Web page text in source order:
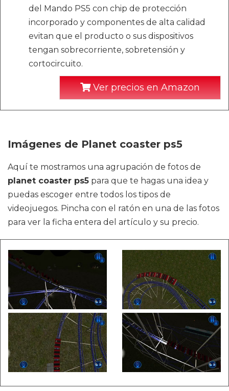
del Mando PS5 con chip de protección
incorporado y componentes de alta calidad
evitan que el producto o sus dispositivos
tengan sobrecorriente, sobretensión y
cortocircuito.
Ver precios en Amazon
Imágenes de Planet coaster ps5
Aquí te mostramos una agrupación de fotos de
planet coaster ps5 para que te hagas una idea y
puedas escoger entre todos los tipos de
videojuegos. Pincha con el ratón en una de las fotos
para ver la ficha entera del artículo y su precio.